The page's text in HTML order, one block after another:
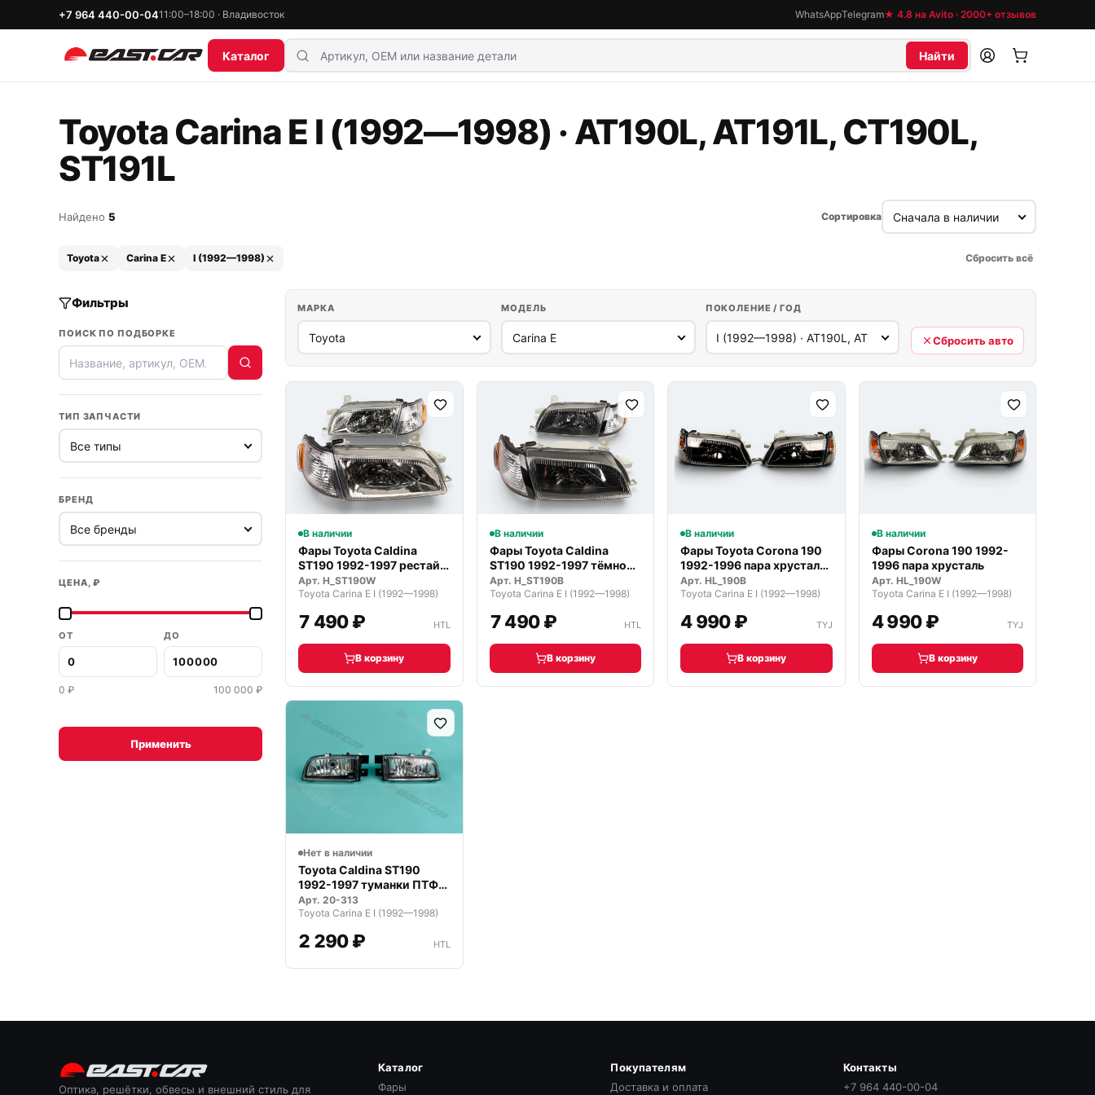
+7 964 440-00-0411:00–18:00 · Владивосток WhatsAppTelegram★ 4.8 на Avito · 2000+ отзывов
Каталог Найти
Toyota Carina E I (1992—1998) · AT190L, AT191L, CT190L,
ST191L
Найдено 5 Сортировка
Toyota Carina E I (1992—1998) Сбросить всё
Фильтры
ПОИСК ПО ПОДБОРКЕ
ТИП ЗАПЧАСТИ
БРЕНД
ЦЕНА, ₽
ОТ ДО
0 ₽ 100 000 ₽
Применить
МАРКА МОДЕЛЬ ПОКОЛЕНИЕ / ГОД
Сбросить авто
В наличии
Фары Toyota Caldina
ST190 1992-1997 рестайл,
стек…
Арт. H_ST190W
Toyota Carina E I (1992—1998)
7 490 ₽ HTL
В корзину
В наличии
Фары Toyota Caldina
ST190 1992-1997 тёмное
стекло
Арт. H_ST190B
Toyota Carina E I (1992—1998)
7 490 ₽ HTL
В корзину
В наличии
Фары Toyota Corona 190
1992-1996 пара хрусталь
те…
Арт. HL_190B
Toyota Carina E I (1992—1998)
4 990 ₽ TYJ
В корзину
В наличии
Фары Corona 190 1992-
1996 пара хрусталь
Арт. HL_190W
Toyota Carina E I (1992—1998)
4 990 ₽ TYJ
В корзину
Нет в наличии
Toyota Caldina ST190
1992-1997 туманки ПТФ
HTL
Арт. 20-313
Toyota Carina E I (1992—1998)
2 290 ₽ HTL
Оптика, решётки, обвесы и внешний стиль для
Каталог
Фары
Покупателям
Доставка и оплата
Контакты
+7 964 440-00-04